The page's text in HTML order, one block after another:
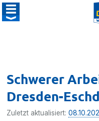
Schwerer
Dresden-
Zuletzt aktualisiert: